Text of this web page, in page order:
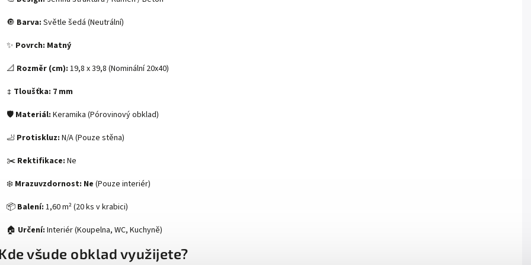
🔘 Barva: Světle šedá (Neutrální)
✨ Povrch: Matný
📐 Rozměr (cm): 19,8 x 39,8 (Nominální 20x40)
↕️ Tloušťka: 7 mm
🛡️ Materiál: Keramika (Pórovinový obklad)
🦶 Protiskluz: N/A (Pouze stěna)
✂️ Rektifikace: Ne
❄️ Mrazuvzdornost: Ne (Pouze interiér)
📦 Balení: 1,60 m² (20 ks v krabici)
🏠 Určení: Interiér (Koupelna, WC, Kuchyně)
všude obklad využijete?